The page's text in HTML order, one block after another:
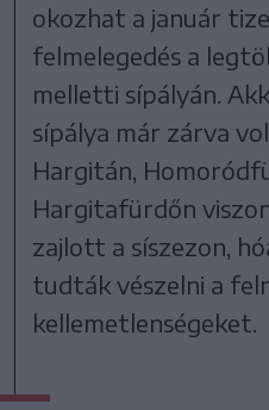
okozhat a január
felmelegedés a
melletti sípályán.
sípálya már zárva
Hargitán,
Hargitafürdőn
zajlott a síszezon,
tudták vészelni a
kellemetlenségeket.